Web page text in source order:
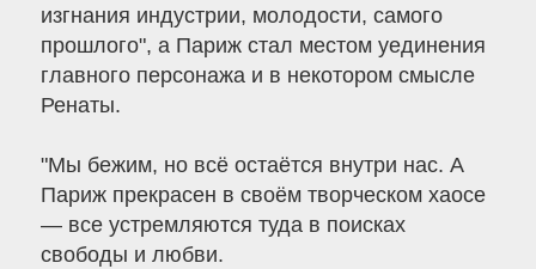
изгнания индустрии, молодости, самого
прошлого", а Париж стал местом уединения
главного персонажа и в некотором смысле
Ренаты.
"Мы бежим, но всё остаётся внутри нас. А
Париж прекрасен в своём творческом хаосе
— все устремляются туда в поисках
свободы и любви.